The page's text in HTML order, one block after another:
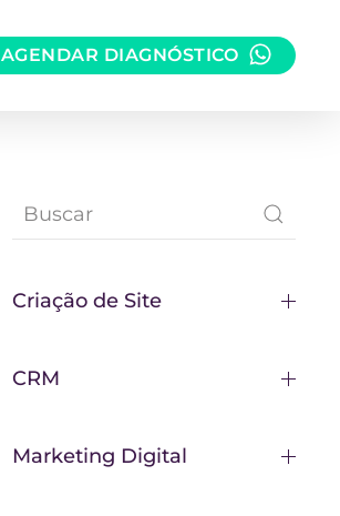
AGENDAR DIAGNÓSTICO
Criação de Site
CRM
Marketing Digital